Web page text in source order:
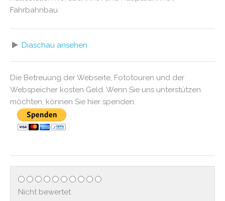
Fahrbahnbau
Diaschau ansehen
Die Betreuung der Webseite, Fototouren und der
Webspeicher kosten Geld. Wenn Sie uns unterstützen
möchten, können Sie hier spenden.
Nicht bewertet